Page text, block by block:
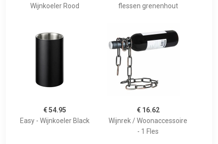
Wijnkoeler Rood
flessen grenenhout
€ 54.95
Easy - Wijnkoeler Black
€ 16.62
Wijnrek / Woonaccessoire
- 1 Fles